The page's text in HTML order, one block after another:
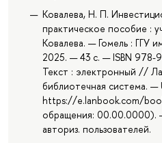
Ковалева, Н. П.
практическое пособие :
Ковалева. — Гомель : ГГУ
2025. — 43 с. — ISBN
Текст : электронный //
библиотечная система. —
https://e.lanbook.com/
обращения: 00.00.0000).
авториз. пользователей.